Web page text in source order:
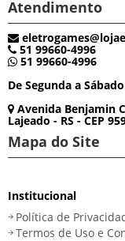
Atendimento
51 99660-4996
51 99660-4996
De Segunda a
Avenida Benjamin
Lajeado - RS - CEP
Mapa do Site
Institucional
Política de
Termos de Uso e